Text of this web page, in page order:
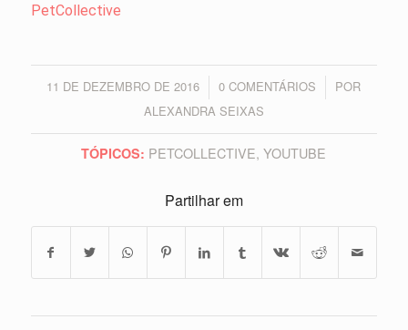
PetCollective
11 DE DEZEMBRO DE 2016
/ 0 COMENTÁRIOS
/
POR
ALEXANDRA SEIXAS
TÓPICOS: PETCOLLECTIVE,YOUTUBE
Partilhar em